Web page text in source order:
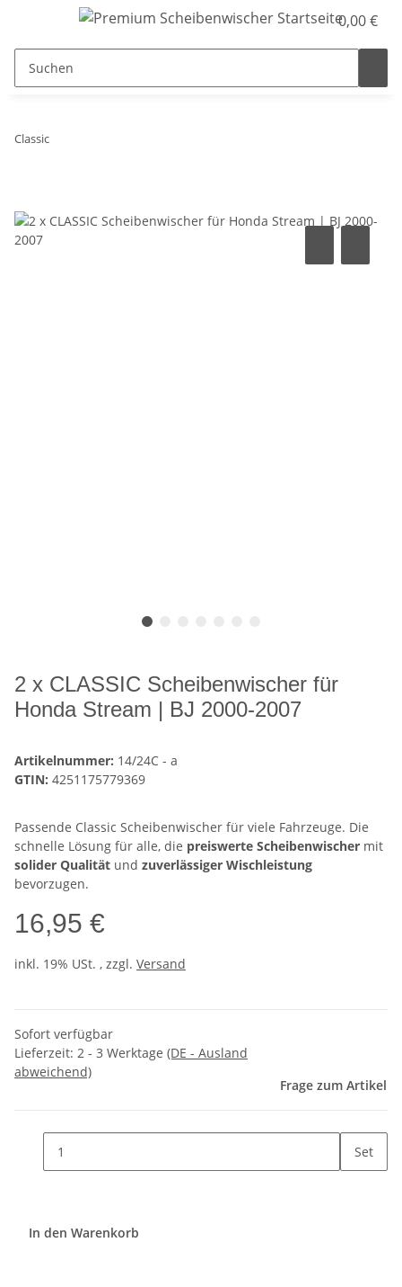
0,00 €
Classic
2 x CLASSIC Scheibenwischer für
Honda Stream | BJ 2000-2007
Artikelnummer: 14/24C - a
GTIN: 4251175779369
Passende Classic Scheibenwischer für viele Fahrzeuge. Die
schnelle Lösung für alle, die preiswerte Scheibenwischer mit
solider Qualität und zuverlässiger Wischleistung
bevorzugen.
16,95 €
inkl. 19% USt. , zzgl. Versand
Sofort verfügbar
Lieferzeit: 2 - 3 Werktage (DE - Ausland
abweichend)
Frage zum Artikel
Set
In den Warenkorb